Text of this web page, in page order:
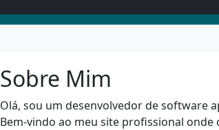
Sobre Mim
Olá, sou um desenvolvedor de software
Bem-vindo ao meu site profissional